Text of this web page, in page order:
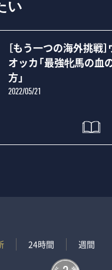
い
［もう一つの海外挑戦］
オッカ「最強牝馬の血
方」
2022/05/21
24時間 週間